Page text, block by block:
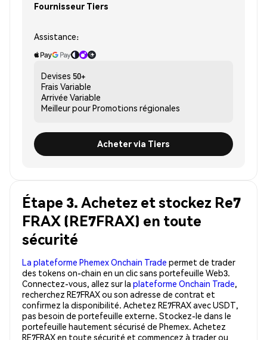
Fournisseur Tiers
Assistance:
Devises 50+
Frais Variable
Arrivée Variable
Meilleur pourPromotions régionales
Acheter via Tiers
Étape 3. Achetez et stockez Re7
FRAX (RE7FRAX) en toute
sécurité
La plateforme Phemex Onchain Trade permet de trader
des tokens on-chain en un clic sans portefeuille Web3.
Connectez-vous, allez sur la plateforme Onchain Trade,
recherchez RE7FRAX ou son adresse de contrat et
confirmez la disponibilité. Achetez RE7FRAX avec USDT,
pas besoin de portefeuille externe. Stockez-le dans le
portefeuille hautement sécurisé de Phemex. Achetez
RE7FRAX en toute sécurité et commencez à trader ou